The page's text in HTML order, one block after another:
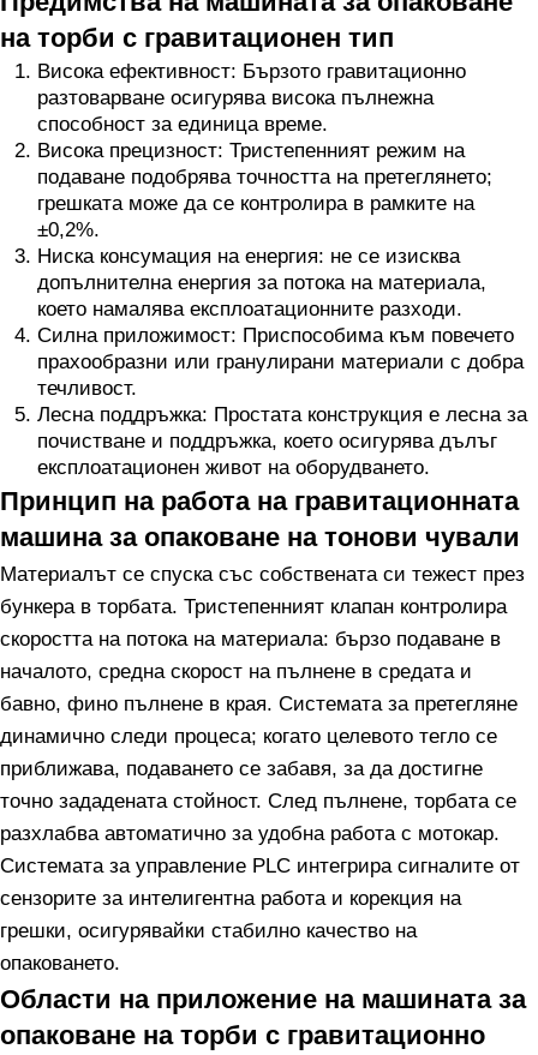
на торби с гравитационен тип
Висока ефективност: Бързото гравитационно
разтоварване осигурява висока пълнежна
способност за единица време.
Висока прецизност: Тристепенният режим на
подаване подобрява точността на претеглянето;
грешката може да се контролира в рамките на
±0,2%.
Ниска консумация на енергия: не се изисква
допълнителна енергия за потока на материала,
което намалява експлоатационните разходи.
Силна приложимост: Приспособима към повечето
прахообразни или гранулирани материали с добра
течливост.
Лесна поддръжка: Простата конструкция е лесна за
почистване и поддръжка, което осигурява дълъг
експлоатационен живот на оборудването.
Принцип на работа на гравитационната
машина за опаковане на тонови чували
Материалът се спуска със собствената си тежест през
бункера в торбата. Тристепенният клапан контролира
скоростта на потока на материала: бързо подаване в
началото, средна скорост на пълнене в средата и
бавно, фино пълнене в края. Системата за претегляне
динамично следи процеса; когато целевото тегло се
приближава, подаването се забавя, за да достигне
точно зададената стойност. След пълнене, торбата се
разхлабва автоматично за удобна работа с мотокар.
Системата за управление PLC интегрира сигналите от
сензорите за интелигентна работа и корекция на
грешки, осигурявайки стабилно качество на
опаковането.
Области на приложение на машината за
опаковане на торби с гравитационно